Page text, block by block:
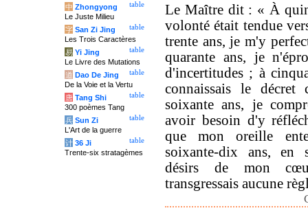
Le Maître dit : « À
volonté était tendue
trente ans, je m'y
quarante ans, je
d'incertitudes ; à
connaissais le décret
soixante ans, je
avoir besoin d'y
que mon oreille
soixante-dix ans, en
désirs de mon
transgressais aucune
table
中 Zhongyong
Le Juste Milieu
table
字 San Zi Jing
Les Trois Caractères
table
易 Yi Jing
Le Livre des Mutations
table
道 Dao De Jing
De la Voie et la Vertu
table
唐 Tang Shi
300 poèmes Tang
table
兵 Sun Zi
L'Art de la guerre
table
计 36 Ji
Trente-six stratagèmes